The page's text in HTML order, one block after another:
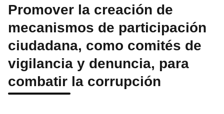
Promover la creación de
mecanismos de participación
ciudadana, como comités de
vigilancia y denuncia, para
combatir la corrupción